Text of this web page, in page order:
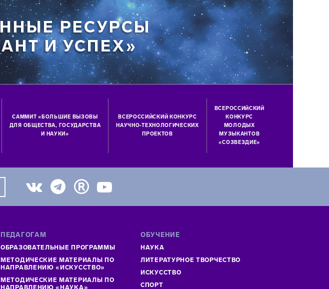
САММИТ «БОЛЬШИЕ ВЫЗОВЫ
ДЛЯ ОБЩЕСТВА, ГОСУДАРСТВА
И НАУКИ»
ВСЕРОССИЙСКИЙ КОНКУРС
НАУЧНО-ТЕХНОЛОГИЧЕСКИХ
ПРОЕКТОВ
ВСЕРОССИЙСКИЙ
КОНКУРС
МОЛОДЫХ
МУЗЫКАНТОВ
«СОЗВЕЗДИЕ»
ПЕДАГОГАМ
ОБРАЗОВАТЕЛЬНЫЕ ПРОГРАММЫ
МЕТОДИЧЕСКИЕ МАТЕРИАЛЫ ПО
НАПРАВЛЕНИЮ «ИСКУССТВО»
МЕТОДИЧЕСКИЕ МАТЕРИАЛЫ ПО
НАПРАВЛЕНИЮ «НАУКА»
ОБУЧЕНИЕ
НАУКА
ЛИТЕРАТУРНОЕ ТВОРЧЕСТВО
ИСКУСCТВО
СПОРТ